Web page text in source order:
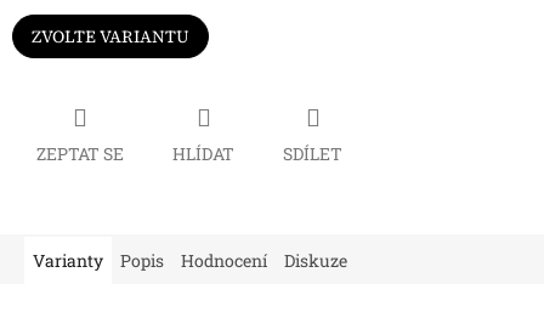
Měrná
cena:ZVOLTE VARIANTU
ZEPTAT SE HLÍDAT SDÍLET
Varianty Popis Hodnocení Diskuze